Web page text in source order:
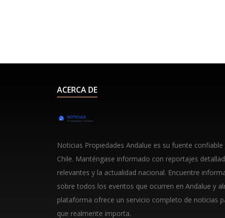
ACERCA DE
Noticias Propiedades Andalue es su fuente
Chile. Manténgase informado con reportajes
relevantes y la actualidad nacional. Encuentre
sobre todos los eventos que ocurren en Andalue y
plataforma ofrece un servicio completo de noticias
que realmente importa.